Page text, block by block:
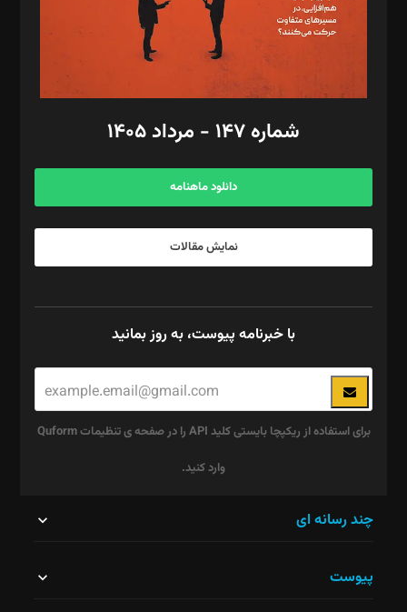
فیلمبرداری و عکاسی: امیر شفیعی، مانی لطفی زاده
گرافیک و صفحه‌آرایی: سید‌سبحان‌علی ثابت
مد‌یر توسعه تجاری: کامبیز برید‌
امور مالی: شاپور رهبری، محمد‌ کاظمی‌نیا
آگهی و مشترکین: ۰۹۱۹۹۹۹۰۴۵۴
شماره ۱۴۷ - مرداد ۱۴۰۵
دانلود ماهنامه
نمایش مقالات
با خبرنامه پیوست، به روز بمانید
برای استفاده از ریکپچا بایستی کلید API را در صفحه ی تنظیمات Quform
وارد کنید.
نباید
چند رسانه ای
پیوست